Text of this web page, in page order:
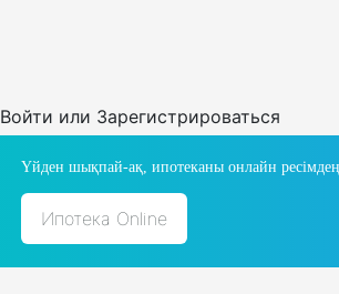
Войти или Зарегистрироваться
Үйден шықпай-ақ, ипотеканы онлайн
Ипотека Online